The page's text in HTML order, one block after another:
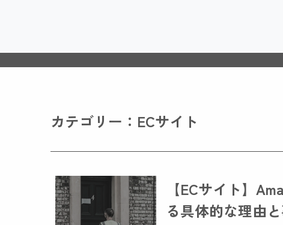
カテゴリー：ECサイト
【ECサイト】
る具体的な理由